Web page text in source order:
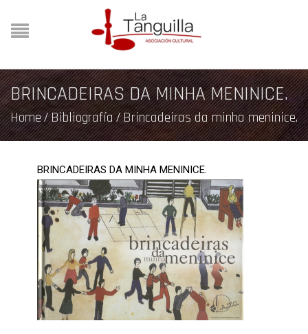
BRINCADEIRAS DA MINHA MENINICE.
Home/Bibliografía/Brincadeiras da minha meninice.
BRINCADEIRAS DA MINHA MENINICE.